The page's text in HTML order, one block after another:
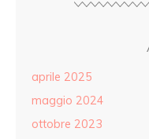
aprile 2025
maggio 2024
ottobre 2023